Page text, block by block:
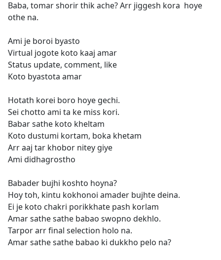
Baba, tomar shorir thik ache? Arr jiggesh kora hoye
othe na.
Ami je boroi byasto
Virtual jogote koto kaaj amar
Status update, comment, like
Koto byastota amar
Hotath korei boro hoye gechi.
Sei chotto ami ta ke miss kori.
Babar sathe koto kheltam
Koto dustumi kortam, boka khetam
Arr aaj tar khobor nitey giye
Ami didhagrostho
Babader bujhi koshto hoyna?
Hoy toh, kintu kokhonoi amader bujhte deina.
Ei je koto chakri porikkhate pash korlam
Amar sathe sathe babao swopno dekhlo.
Tarpor arr final selection holo na.
Amar sathe sathe babao ki dukkho pelo na?